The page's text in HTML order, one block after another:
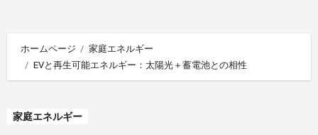
ホームページ
家庭エネルギー
EVと再生可能エネルギー：太陽光＋蓄電池との相性
家庭エネルギー